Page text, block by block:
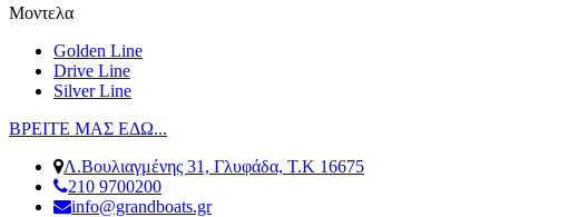
Μοντελα
Golden Line
Drive Line
Silver Line
ΒΡΕΙΤΕ ΜΑΣ ΕΔΩ...
Λ.Βουλιαγμένης 31, Γλυφάδα, Τ.Κ 16675
210 9700200
info@grandboats.gr